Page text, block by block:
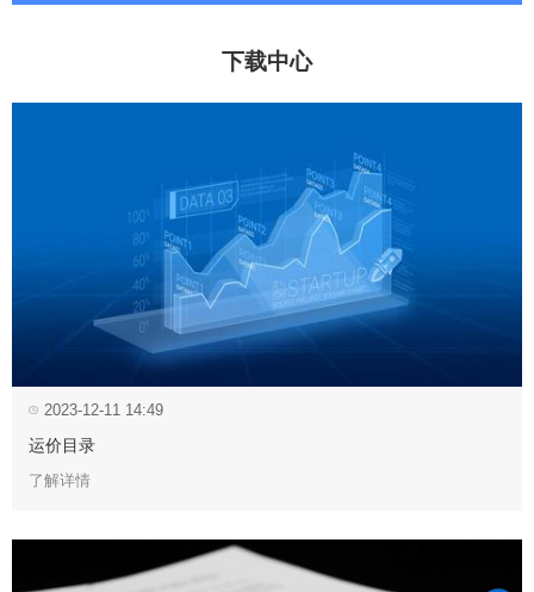
下载中心
2023-12-11 14:49
运价目录
了解详情